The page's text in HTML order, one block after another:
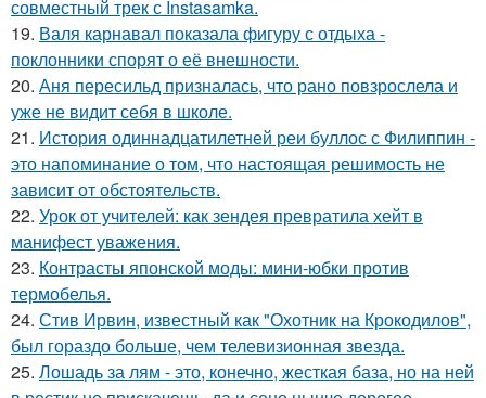
совместный трек с Instasamka.
19. Валя карнавал показала фигуру с отдыха -
поклонники спорят о её внешности.
20. Аня пересильд призналась, что рано повзрослела и
уже не видит себя в школе.
21. История одиннадцатилетней реи буллос с Филиппин -
это напоминание о том, что настоящая решимость не
зависит от обстоятельств.
22. Урок от учителей: как зендея превратила хейт в
манифест уважения.
23. Контрасты японской моды: мини-юбки против
термобелья.
24. Стив Ирвин, известный как "Охотник на Крокодилов",
был гораздо больше, чем телевизионная звезда.
25. Лошадь за лям - это, конечно, жесткая база, но на ней